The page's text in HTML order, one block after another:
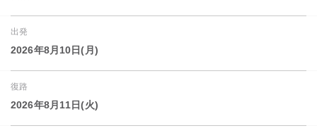
出発
2026年8月10日(月)
復路
2026年8月11日(火)